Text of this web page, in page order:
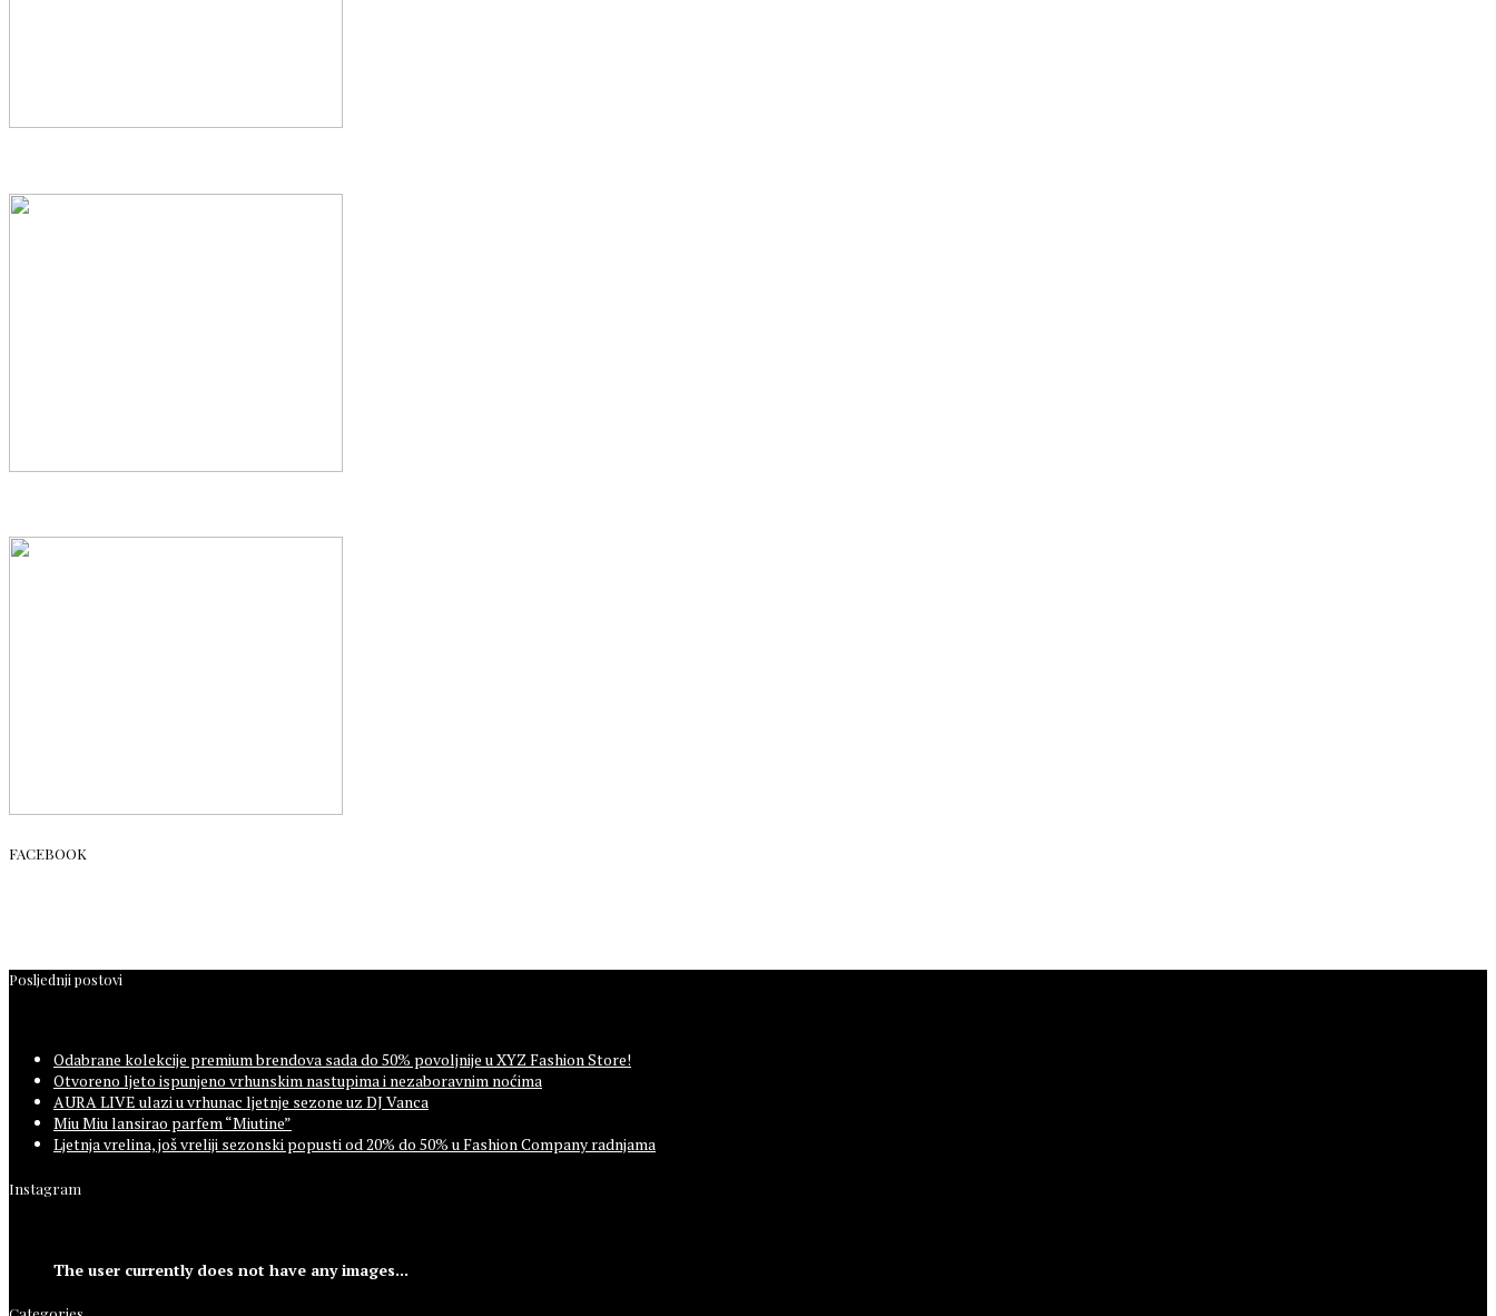
FACEBOOK
Posljednji postovi
Odabrane kolekcije premium brendova sada do 50% povoljnije u XYZ Fashion Store!
Otvoreno ljeto ispunjeno vrhunskim nastupima i nezaboravnim noćima
AURA LIVE ulazi u vrhunac ljetnje sezone uz DJ Vanca
Miu Miu lansirao parfem “Miutine”
Ljetnja vrelina, još vreliji sezonski popusti od 20% do 50% u Fashion Company radnjama
Instagram
The user currently does not have any images...